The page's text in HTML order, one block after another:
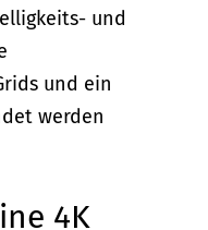
und
und ein
werden
4K